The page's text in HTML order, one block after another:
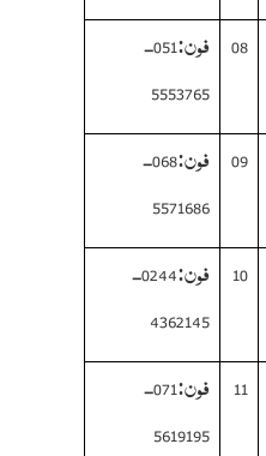
08
فون:051-
5553765
09
فون:068-
5571686
10
فون:0244-
4362145
11
فون:071-
5619195